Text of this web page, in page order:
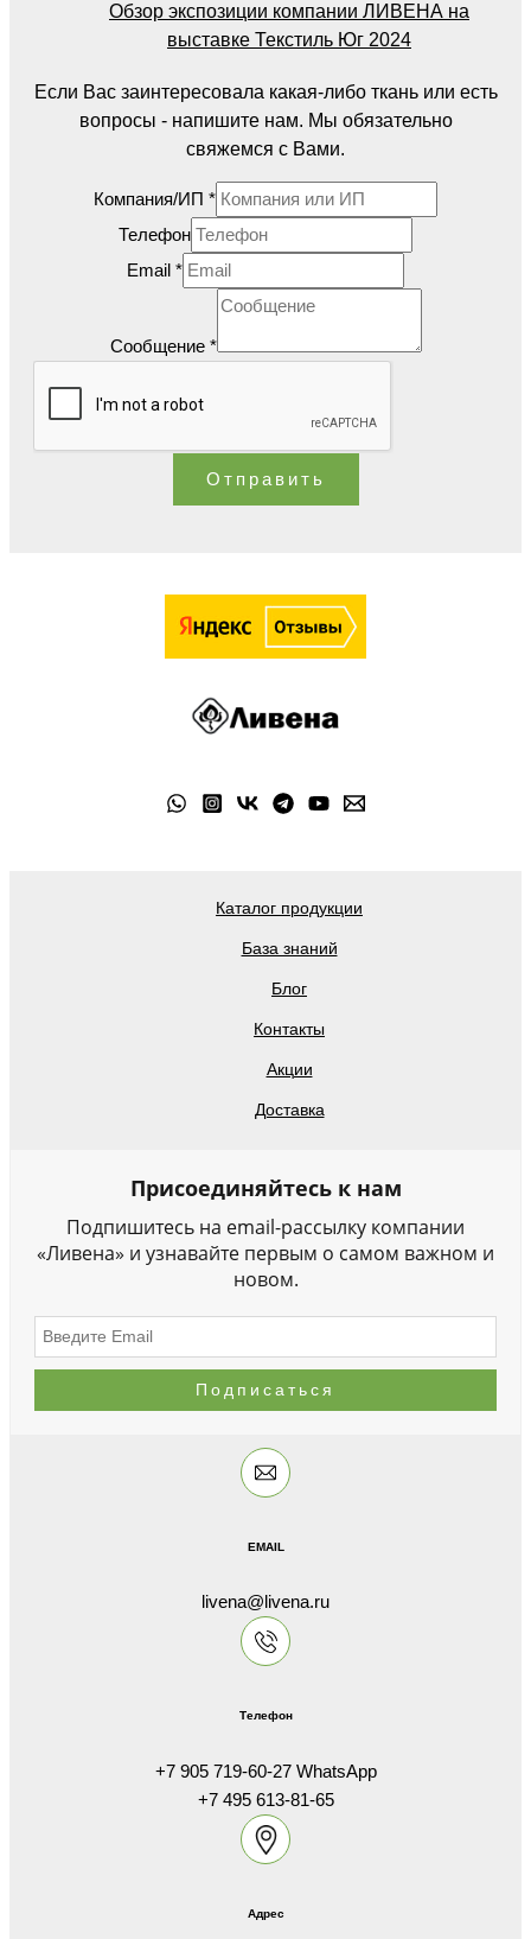
Обзор экспозиции компании ЛИВЕНА на
выставке Текстиль Юг 2024
Если Вас заинтересовала какая-либо ткань или есть
вопросы - напишите нам. Мы обязательно
свяжемся с Вами.
Компания/ИП *
Телефон
Email *
Сообщение *
Отправить
Каталог продукции
База знаний
Блог
Контакты
Акции
Доставка
Присоединяйтесь к нам
Подпишитесь на email-рассылку компании
«Ливена» и узнавайте первым о самом важном и
новом.
EMAIL
livena@livena.ru
Телефон
+7 905 719-60-27 WhatsApp
+7 495 613-81-65
Адрес